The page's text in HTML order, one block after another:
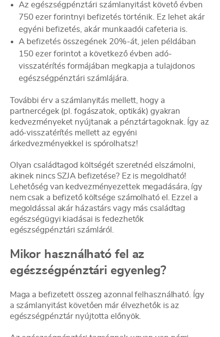
Az egészségpénztári számlanyitást követő évben
750 ezer forintnyi befizetés történik. Ez lehet akár
egyéni befizetés, akár munkaadói cafeteria is.
A befizetés összegének 20%-át, jelen példában
150 ezer forintot a következő évben adó-
visszatérítés formájában megkapja a tulajdonos
egészségpénztári számlájára.
További érv a számlanyitás mellett, hogy a
partnercégek (pl. fogászatok, optikák) gyakran
kedvezményeket nyújtanak a pénztártagoknak. Így az
adó-visszatérítés mellett az egyéni
árkedvezményekkel is spórolhatsz!
Olyan családtagod költségét szeretnéd elszámolni,
akinek nincs SZJA befizetése? Ez is megoldható!
Lehetőség van kedvezményezettek megadására, így
nem csak a befizető költsége számolható el. Ezzel a
megoldással akár házastárs vagy más családtag
egészségügyi kiadásai is fedezhetők
egészségpénztári számláról.
Mikor használható fel az
egészségpénztári egyenleg?
Maga a befizetett összeg azonnal felhasználható. Így
a számlanyitást követően már élvezhetők is az
egészségpénztár nyújtotta előnyök.